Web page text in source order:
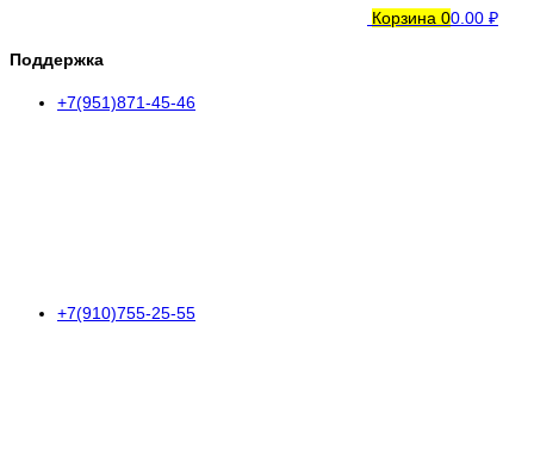
Корзина 00.00 ₽
Поддержка
+7(951)871-45-46
+7(910)755-25-55